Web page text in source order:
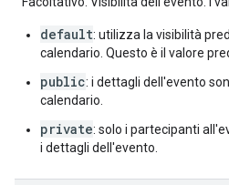
default: utilizza la visibilità
calendario. Questo è il valore
public: i dettagli dell'evento
calendario.
private: solo i partecipanti
i dettagli dell'evento.